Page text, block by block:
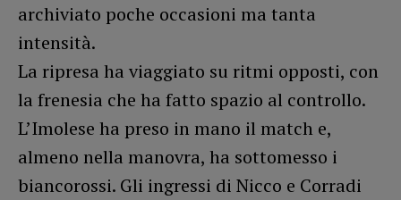
archiviato poche occasioni ma tanta
intensità.
La ripresa ha viaggiato su ritmi opposti, con
la frenesia che ha fatto spazio al controllo.
L’Imolese ha preso in mano il match e,
almeno nella manovra, ha sottomesso i
biancorossi. Gli ingressi di Nicco e Corradi